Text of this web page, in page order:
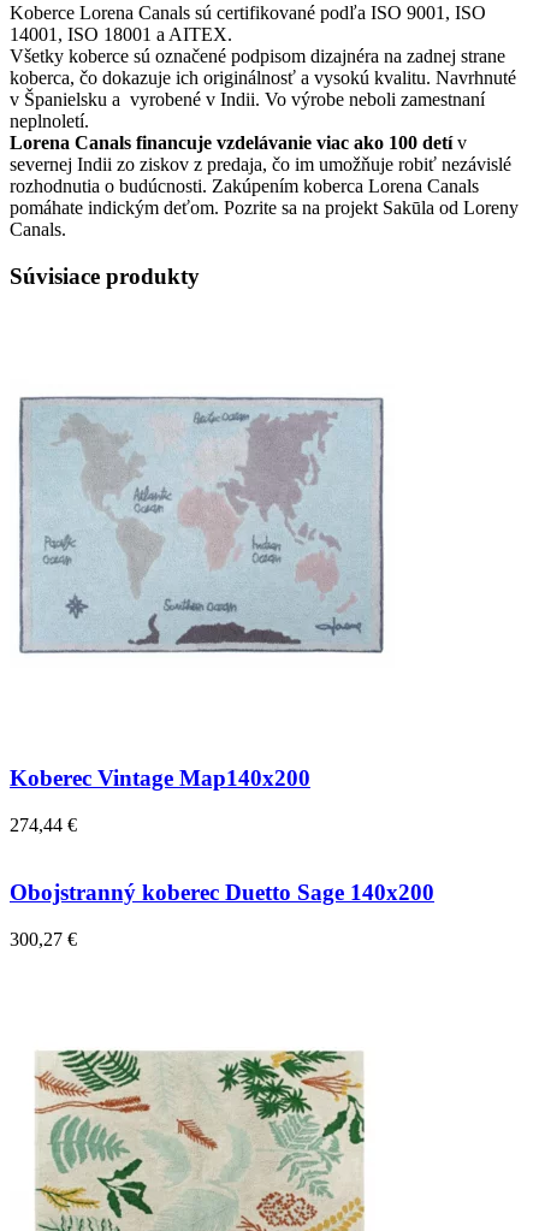
Koberce Lorena Canals sú certifikované podľa ISO 9001, ISO
14001, ISO 18001 a AITEX.
Všetky koberce sú označené podpisom dizajnéra na zadnej strane
koberca, čo dokazuje ich originálnosť a vysokú kvalitu. Navrhnuté
v Španielsku a vyrobené v Indii. Vo výrobe neboli zamestnaní
neplnoletí.
Lorena Canals financuje vzdelávanie viac ako 100 detív
severnej Indii zo ziskov z predaja, čo im umožňuje robiť nezávislé
rozhodnutia o budúcnosti. Zakúpením koberca Lorena Canals
pomáhate indickým deťom. Pozrite sa na projekt Sakūla od Loreny
Canals.
Súvisiace produkty
Koberec Vintage Map140x200
274,44 €
Obojstranný koberec Duetto Sage 140x200
300,27 €